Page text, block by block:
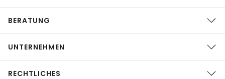
BERATUNG
UNTERNEHMEN
RECHTLICHES